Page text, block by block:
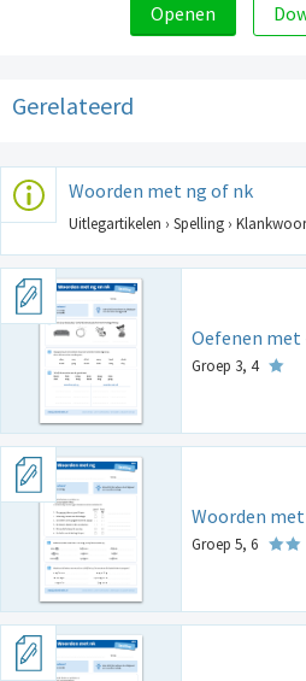
Openen
Gerelateerd
Woorden met ng of nk
Uitlegartikelen › Spelling ›
Oefenen met
Groep 3, 4
Woorden
Groep 5, 6